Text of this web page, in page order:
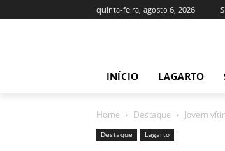
quinta-feira, agosto 6, 2026
INÍCIO LAGARTO
Home Destaque Jovem
Destaque Lagarto